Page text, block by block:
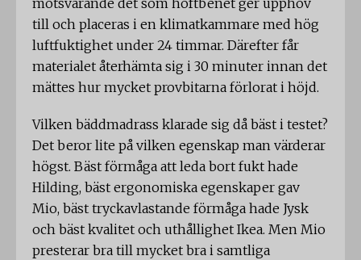
motsvarande det som höftbenet ger upphov
till och placeras i en klimatkammare med hög
luftfuktighet under 24 timmar. Därefter får
materialet återhämta sig i 30 minuter innan det
mättes hur mycket provbitarna förlorat i höjd.
Vilken bäddmadrass klarade sig då bäst i testet?
Det beror lite på vilken egenskap man värderar
högst. Bäst förmåga att leda bort fukt hade
Hilding, bäst ergonomiska egenskaper gav
Mio, bäst tryckavlastande förmåga hade Jysk
och bäst kvalitet och uthållighet Ikea. Men Mio
presterar bra till mycket bra i samtliga